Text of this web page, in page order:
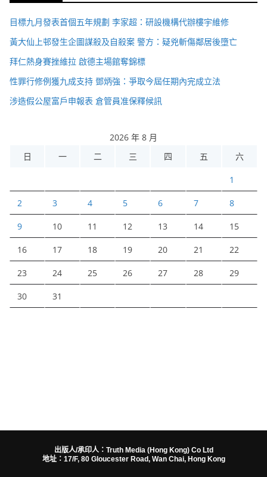
目標九月發表首個五年規劃 李家超：研設機構代辦樓宇維修
黃大仙上邨發生企圖謀殺及自殺案 警方：疑兇斬傷鄰居後墮亡
拜仁熱身賽挫維拉 啟德主場館奪錦標
性罪行修例獲九成支持 鄧炳強：爭取今屆任期內完成立法
涉造假公屋富戶申報表 倉管員准保釋候訊
2026 年 8 月
日
一 二 三 四 五 六
1
2 3 4 5 6 7 8
9 10 11 12 13 14 15
16 17 18 19 20 21 22
23 24 25 26 27 28 29
30 31
出版人/承印人：Truth Media (Hong Kong) Co Ltd
地址：17/F, 80 Gloucester Road, Wan Chai, Hong Kong